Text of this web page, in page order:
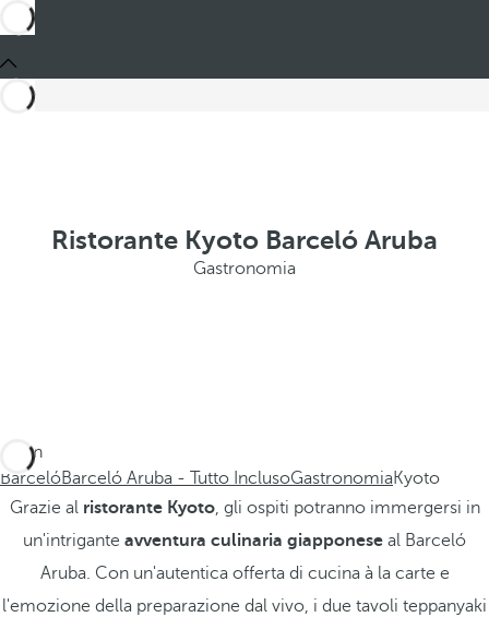
Ristorante Kyoto Barceló Aruba
Gastronomia
Sei in
BarcelóBarceló Aruba - Tutto InclusoGastronomiaKyoto
Grazie al ristorante Kyoto, gli ospiti potranno immergersi in
un'intrigante avventura culinaria giapponese al Barceló
Aruba. Con un'autentica offerta di cucina à la carte e
l'emozione della preparazione dal vivo, i due tavoli teppanyaki